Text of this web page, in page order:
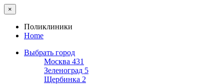
×
Поликлиники
Home
Выбрать город
Москва 431
Зеленоград 5
Щербинка 2